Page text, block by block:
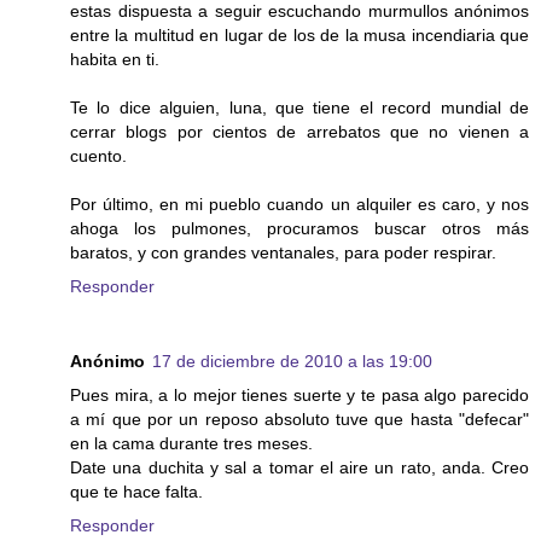
estas dispuesta a seguir escuchando murmullos anónimos
entre la multitud en lugar de los de la musa incendiaria que
habita en ti.
Te lo dice alguien, luna, que tiene el record mundial de
cerrar blogs por cientos de arrebatos que no vienen a
cuento.
Por último, en mi pueblo cuando un alquiler es caro, y nos
ahoga los pulmones, procuramos buscar otros más
baratos, y con grandes ventanales, para poder respirar.
Responder
Anónimo 17 de diciembre de 2010 a las 19:00
Pues mira, a lo mejor tienes suerte y te pasa algo parecido
a mí que por un reposo absoluto tuve que hasta "defecar"
en la cama durante tres meses.
Date una duchita y sal a tomar el aire un rato, anda. Creo
que te hace falta.
Responder